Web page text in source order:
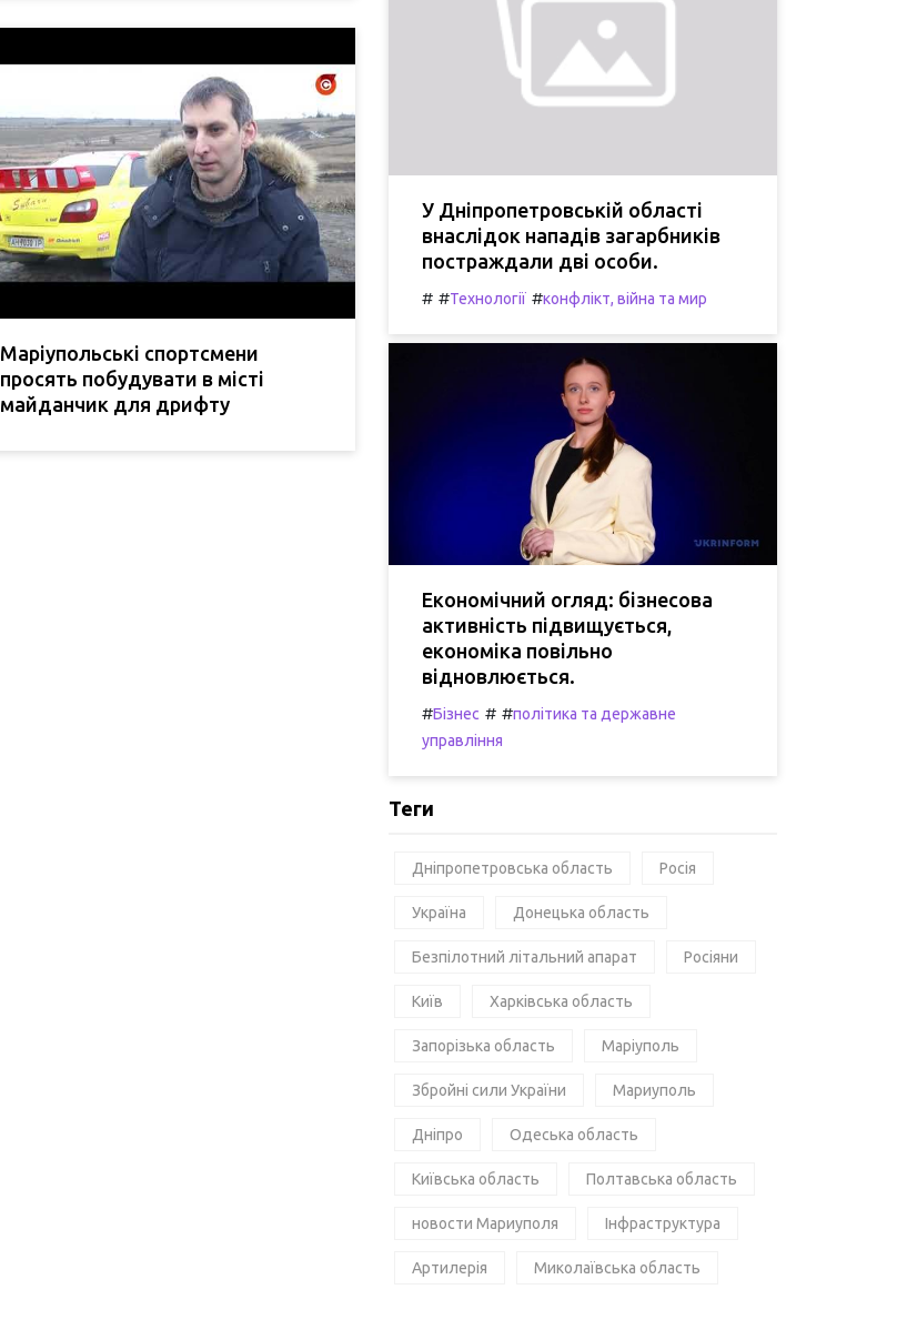
Маріупольські спортсмени
просять побудувати в місті
майданчик для дрифту
У Дніпропетровській області
внаслідок нападів загарбників
постраждали дві особи.
# #Технології #конфлікт, війна та мир
Економічний огляд: бізнесова
активність підвищується,
економіка повільно
відновлюється.
#Бізнес # #політика та державне
управління
Теги
Дніпропетровська область Росія
Україна Донецька область
Безпілотний літальний апарат Росіяни
Київ Харківська область
Запорізька область Маріуполь
Збройні сили України Мариуполь
Дніпро Одеська область
Київська область Полтавська область
новости Мариуполя Інфраструктура
Артилерія Миколаївська область